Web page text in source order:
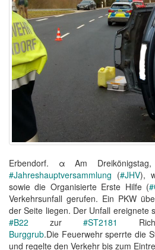
Erbendorf. α Am
#Jahreshauptversammlung (#JHV),
sowie die Organisierte Erste Hilfe (
Verkehrsunfall gerufen. Ein PKW
der Seite liegen. Der Unfall ereignete
#B22 zur #ST2181
Burggrub.Die Feuerwehr sperrte die
und regelte den Verkehr bis zum